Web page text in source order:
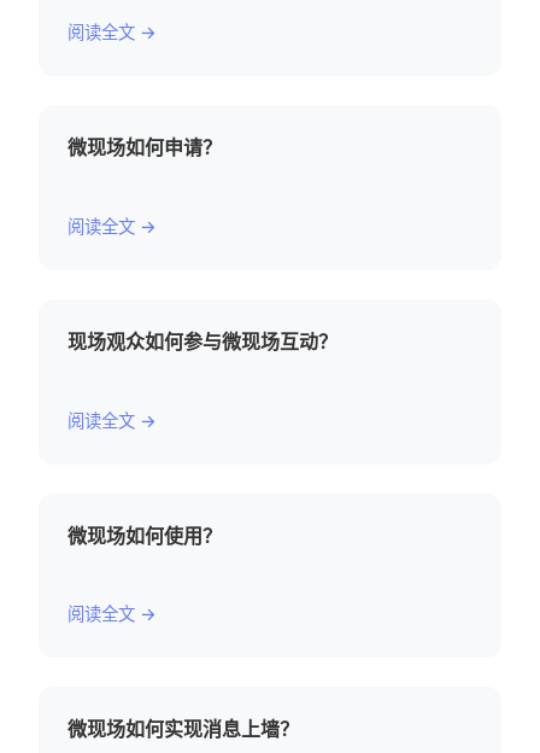
阅读全文 →
微现场如何申请？
阅读全文 →
现场观众如何参与微现场互动？
阅读全文 →
微现场如何使用？
阅读全文 →
微现场如何实现消息上墙？